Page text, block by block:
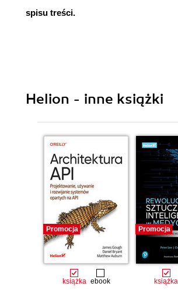
spisu treści.
Helion - inne książki
Promocja
książka ebook
Promocja
książka